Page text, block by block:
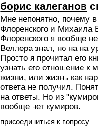
борис калеганов
Мне непонятно, почему
Флоренского и Михаила
Флоренского я вообще
Веллера знал, но на на
Просто я прочитал его
узнать его отношение к
жизни, или жизнь как
ответа не получил.
на ответы. Но из
вообще нет кумиров.
присоединиться к вопросу